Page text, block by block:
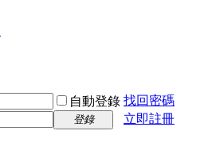
自動登錄 找回密碼
登錄
立即註冊